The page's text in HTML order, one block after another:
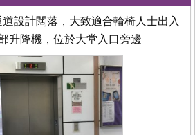
設計闊落，大致適合輪椅人士出入
升降機，位於大堂入口旁邊